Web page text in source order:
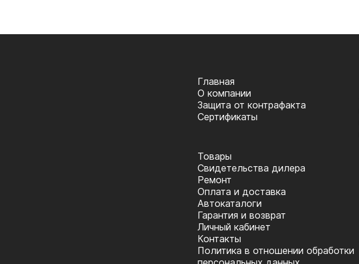
Главная
О компании
Защита от контрафакта
Сертификаты
Товары
Cвидетельства дилера
Ремонт
Оплата и доставка
Автокаталоги
Гарантия и возврат
Личный кабинет
Контакты
Политика в отношении обработки